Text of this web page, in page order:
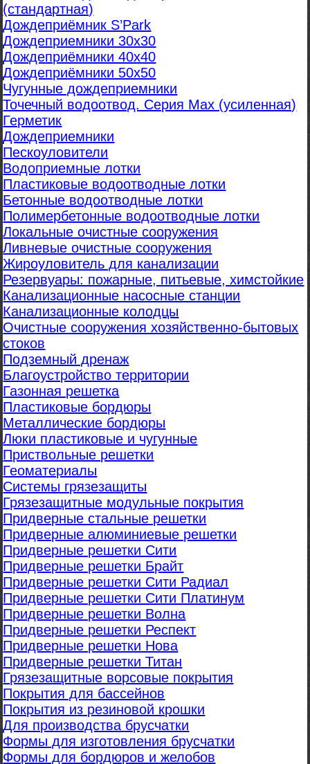
(стандартная)
Дождеприёмник S’Park
Дождеприемники 30х30
Дождеприёмники 40х40
Дождеприёмники 50х50
Чугунные дождеприемники
Точечный водоотвод. Серия Max (усиленная)
Герметик
Дождеприемники
Пескоуловители
Водоприемные лотки
Пластиковые водоотводные лотки
Бетонные водоотводные лотки
Полимербетонные водоотводные лотки
Локальные очистные сооружения
Ливневые очистные сооружения
Жироуловитель для канализации
Резервуары: пожарные, питьевые, химстойкие
Канализационные насосные станции
Канализационные колодцы
Очистные сооружения хозяйственно-бытовых
стоков
Подземный дренаж
Благоустройство территории
Газонная решетка
Пластиковые бордюры
Металлические бордюры
Люки пластиковые и чугунные
Приствольные решетки
Геоматериалы
Системы грязезащиты
Грязезащитные модульные покрытия
Придверные стальные решетки
Придверные алюминиевые решетки
Придверные решетки Сити
Придверные решетки Брайт
Придверные решетки Сити Радиал
Придверные решетки Сити Платинум
Придверные решетки Волна
Придверные решетки Респект
Придверные решетки Нова
Придверные решетки Титан
Грязезащитные ворсовые покрытия
Покрытия для бассейнов
Покрытия из резиновой крошки
Для производства брусчатки
Формы для изготовления брусчатки
Формы для бордюров и желобов